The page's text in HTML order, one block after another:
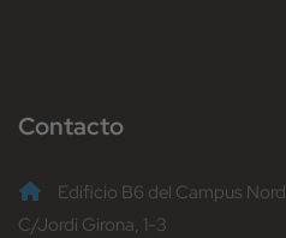
Contacto
Edificio B6 del Campus Nord
C/Jordi Girona, 1-3